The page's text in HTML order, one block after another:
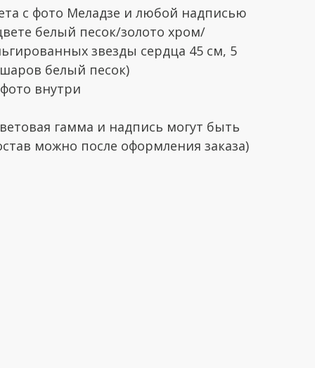
с фото Меладзе и любой надписью
белый песок/золото хром/
звезды сердца 45 см, 5
белый песок)
внутри
гамма и надпись могут быть
можно после оформления заказа)